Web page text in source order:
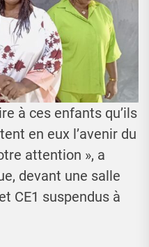
à ces enfants qu’ils
en eux l’avenir du
attention », a
devant une salle
CE1 suspendus à